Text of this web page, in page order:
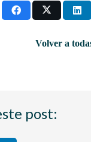
Volver a
post: